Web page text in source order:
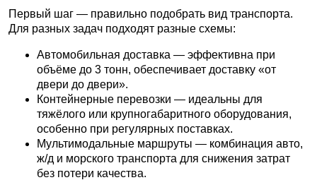
Первый шаг — правильно подобрать вид транспорта.
Для разных задач подходят разные схемы:
Автомобильная доставка — эффективна при
объёме до 3 тонн, обеспечивает доставку «от
двери до двери».
Контейнерные перевозки — идеальны для
тяжёлого или крупногабаритного оборудования,
особенно при регулярных поставках.
Мультимодальные маршруты — комбинация авто,
ж/д и морского транспорта для снижения затрат
без потери качества.